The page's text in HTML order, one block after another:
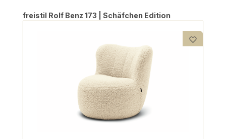
Produktgalerie überspringen
freistil Rolf Benz 173 | Schäfchen Edition